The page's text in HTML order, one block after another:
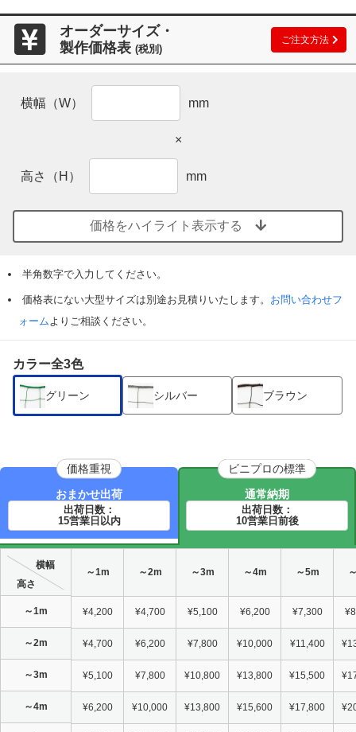
オーダーサイズ・
製作価格表 (税別)
ご注文方法
横幅（W） mm
×
高さ（H） mm
価格をハイライト表示する
半角数字で入力してください。
価格表にない大型サイズは別途お見積りいたします。 お問い合わせフ
ォームよりご相談ください。
カラー全3色
グリーン シルバー ブラウン
価格重視
おまかせ出荷
出荷日数：
15営業日以内
ビニプロの標準
通常納期
出荷日数：
10営業日前後
横幅
高さ
～1m ～2m ～3m ～4m ～5m
～1m ¥4,200 ¥4,700 ¥5,100 ¥6,200 ¥7,300
～2m ¥4,700 ¥6,200 ¥7,800 ¥10,000 ¥11,400
～3m ¥5,100 ¥7,800 ¥10,800 ¥13,800 ¥15,500
～4m ¥6,200 ¥10,000 ¥13,800 ¥15,600 ¥17,800